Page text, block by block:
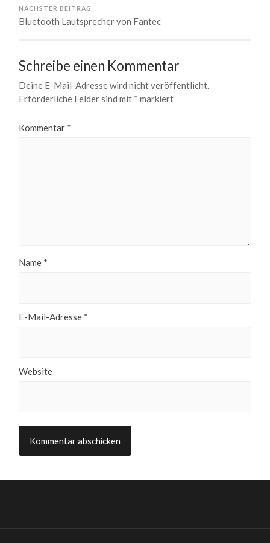
NÄCHSTER BEITRAG
Bluetooth Lautsprecher von Fantec
Schreibe einen Kommentar
Deine E-Mail-Adresse wird nicht veröffentlicht.
Erforderliche Felder sind mit * markiert
Kommentar *
Name *
E-Mail-Adresse *
Website